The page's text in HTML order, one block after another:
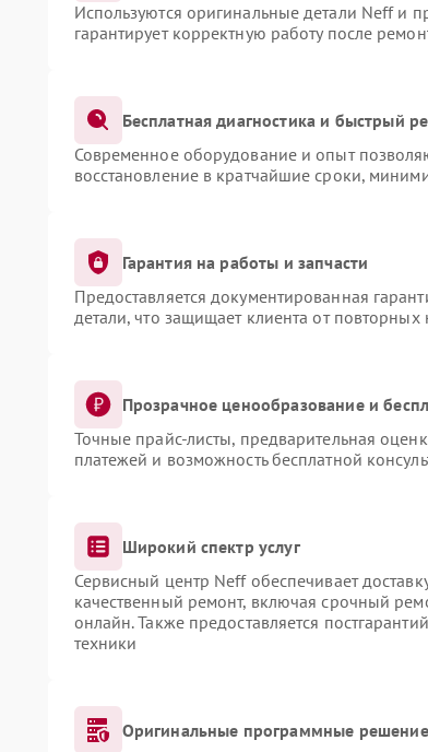
Используются оригинальные детали Neff и
гарантирует корректную работу после
Бесплатная диагностика и быстрый
Современное оборудование и опыт
восстановление в кратчайшие сроки,
Гарантия на работы и запчасти
Предоставляется документированная
детали, что защищает клиента от повторных
Прозрачное ценообразование и
Точные прайс-листы, предварительная
платежей и возможность бесплатной
Широкий спектр услуг
Сервисный центр Neff обеспечивает
качественный ремонт, включая срочный
онлайн. Также предоставляется
техники
Оригинальные программные